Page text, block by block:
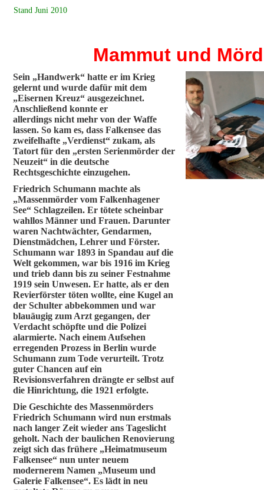
Stand Juni 2010
Mammut und
Sein „Handwerk“ hatte er im Krieg
gelernt und wurde dafür mit dem
„Eisernen Kreuz“ ausgezeichnet.
Anschließend konnte er
allerdings nicht mehr von der Waffe
lassen. So kam es, dass Falkensee das
zweifelhafte „Verdienst“ zukam, als
Tatort für den „ersten Serienmörder der
Neuzeit“ in die deutsche
Rechtsgeschichte einzugehen.
Friedrich Schumann machte als
„Massenmörder vom Falkenhagener
See“ Schlagzeilen. Er tötete scheinbar
wahllos Männer und Frauen. Darunter
waren Nachtwächter, Gendarmen,
Dienstmädchen, Lehrer und Förster.
Schumann war 1893 in Spandau auf die
Welt gekommen, war bis 1916 im Krieg
und trieb dann bis zu seiner Festnahme
1919 sein Unwesen. Er hatte, als er den
Revierförster töten wollte, eine Kugel an
der Schulter abbekommen und war
blauäugig zum Arzt gegangen, der
Verdacht schöpfte und die Polizei
alarmierte. Nach einem Aufsehen
erregenden Prozess in Berlin wurde
Schumann zum Tode verurteilt. Trotz
guter Chancen auf ein
Revisionsverfahren drängte er selbst auf
die Hinrichtung, die 1921 erfolgte.
Die Geschichte des Massenmörders
Friedrich Schumann wird nun erstmals
nach langer Zeit wieder ans Tageslicht
geholt. Nach der baulichen Renovierung
zeigt sich das frühere „Heimatmuseum
Falkensee“ nun unter neuem
modernerem Namen „Museum und
Galerie Falkensee“. Es lädt in neu